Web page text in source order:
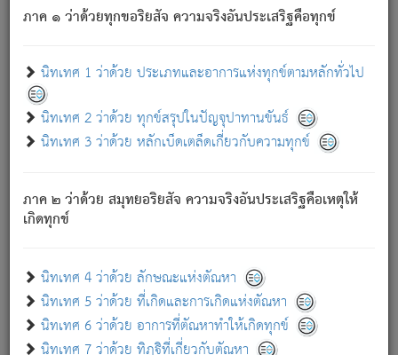
ภาค ๑ ว่าด้วยทุกขอริยสัจ ความจริงอันประเสริฐคือทุกข์
นิทเทศ 1 ว่าด้วย ประเภทและอาการแห่งทุกข์ตามหลักทั่วไป
นิทเทศ 2 ว่าด้วย ทุกข์สรุปในปัญจุปาทานขันธ์
นิทเทศ 3 ว่าด้วย หลักเบ็ดเตล็ดเกี่ยวกับความทุกข์
ภาค ๒ ว่าด้วย สมุทยอริยสัจ ความจริงอันประเสริฐคือเหตุให้
เกิดทุกข์
นิทเทศ 4 ว่าด้วย ลักษณะแห่งตัณหา
นิทเทศ 5 ว่าด้วย ที่เกิดและการเกิดแห่งตัณหา
นิทเทศ 6 ว่าด้วย อาการที่ตัณหาทำให้เกิดทุกข์
นิทเทศ 7 ว่าด้วย ทิฏฐิที่เกี่ยวกับตัณหา
ภพ ว่ามีได้เพราะวิภพ[2]: เรากล่าวว่า สมณะหรือพราหมณ์ทั้ง
ปวงนั้น ก็ยังสลัดภพออกไปไม่ได้.
ก็ทุกข์นี้มีขึ้น เพราะอาศัยซึ่งอุปธิทั้งปวง.
เพราะความสิ้นไปแห่งอุปาทานทั้งปวง ความเกิดขึ้นแห่ง
ทุกข์จึงไม่มี.
ท่านจงดูโลกนี้เถิด (จะเห็นว่า) สัตว์ทั้งหลายอันอวิชาหนา
แน่นบังหนาแล้ว; และว่า สัตว์ผู้ยินดีในภพอันเป็นแล้วนั้น ย่อม
อันเป็นไปในที่หรือเวลาทั้งปวง[3]เพื่อความมีแห่งประโยชน์โดย
ประการทั้งปวง; ภพทั้งหลายทั้งหมดนั้น ไม่เที่ยง เป็นทุกข์ มี
ความแปรปรวนเป็นธรรมดา.
อย่างนี้อยู่; เขาย่อมละภวตัณหาได้ และไม่เพลิดเพลินวิภวตัณหา
ด้วย.
ความดับเพราะความสำรอกไม่เหลือ (แห่งภพทั้งหลาย)
เพราะความสิ้นไปแห่งตัณหาโดยประการทั้งปวง นั้นคือ